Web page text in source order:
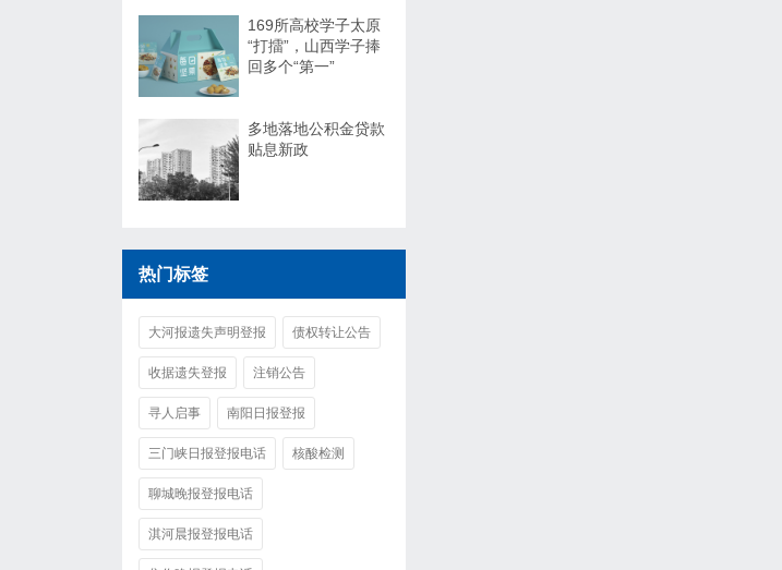
169所高校学子太原
“打擂”，山西学子捧
回多个“第一”
多地落地公积金贷款
贴息新政
热门标签
大河报遗失声明登报 债权转让公告
收据遗失登报 注销公告
寻人启事 南阳日报登报
三门峡日报登报电话 核酸检测
聊城晚报登报电话
淇河晨报登报电话